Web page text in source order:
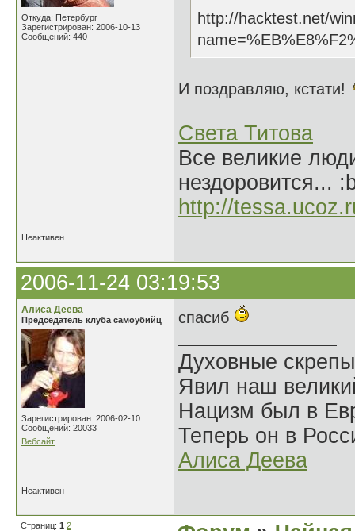
Откуда: Петербург
Зарегистрирован: 2006-10-13
Сообщений: 440
http://hacktest.net/
И поздравляю, кстати!
Света Титова
Все великие
нездоровится...
http://
Неактивен
2006-11-24 03:19:53
Алиса Деева
Председатель клуба самоубийц
Зарегистрирован: 2006-02-10
Сообщений: 20033
Вебсайт
спасиб
Духовные
Явил наш
Нацизм был в
Теперь он в
Алиса Деева
Неактивен
Страниц: 1 2